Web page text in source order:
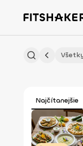
Najčítanejšie